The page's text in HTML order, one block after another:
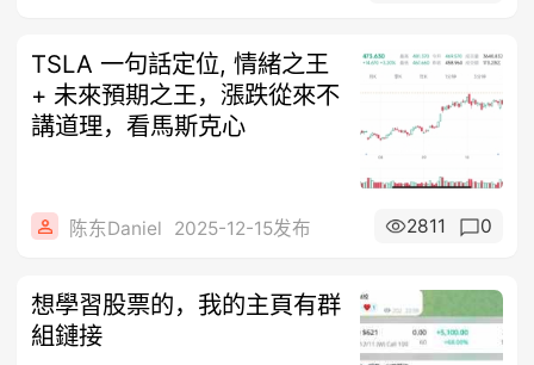
TSLA 一句話定位, 情緒之王
+ 未來預期之王，漲跌從來不
講道理，看馬斯克心
陈东Daniel 2025-12-15发布 2811 0
想學習股票的，我的主頁有群
組鏈接